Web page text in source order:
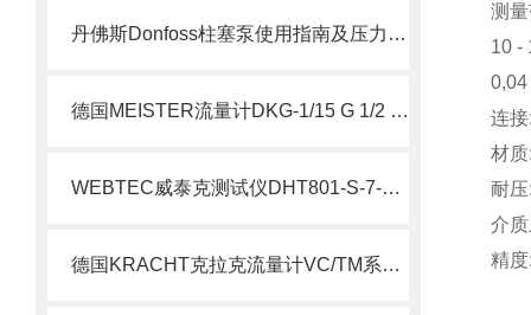
丹佛斯Donfoss柱塞泵使用指南及压力调节教程
德国MEISTER流量计DKG-1/15 G 1/2 VA NOC 说明
WEBTEC威泰克测试仪DHT801-S-7-L介绍
德国KRACHT克拉克流量计VC/TM系列说明
测
10 -
0,04
连
材
耐
介
精